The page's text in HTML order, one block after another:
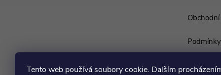
Tento web používá soubory cookie. Dalším